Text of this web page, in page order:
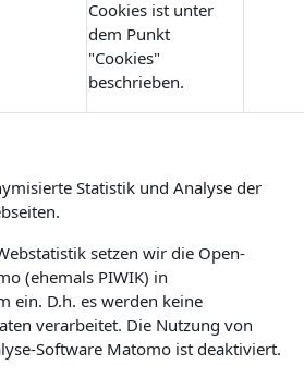
Cookies ist unter
dem Punkt
"Cookies"
beschrieben.
Statistik und Analyse der
setzen wir die Open-
(ehemals PIWIK) in
ein. D.h. es werden keine
verarbeitet. Die Nutzung von
Software Matomo ist deaktiviert.